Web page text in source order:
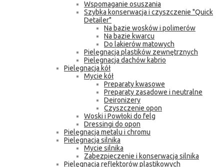
Wspomaganie osuszania
Szybka konserwacja i czyszczenie "Quick
Detailer"
Na bazie wosków i polimerów
Na bazie kwarcu
Do lakierów matowych
Pielęgnacja plastików zewnętrznych
Pielęgnacja dachów kabrio
Pielęgnacja kół
Mycie kół
Preparaty kwasowe
Preparaty zasadowe i neutralne
Deironizery
Czyszczenie opon
Woski i Powłoki do felg
Dressingi do opon
Pielęgnacja metalu i chromu
Pielęgnacja silnika
Mycie silnika
Zabezpieczenie i konserwacja silnika
Pielęgnacja reflektorów plastikowych